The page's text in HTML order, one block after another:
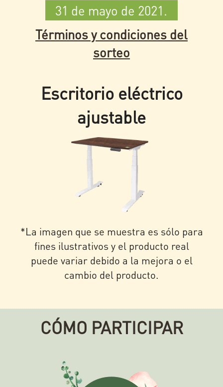
31 de mayo de 2021.
Términos y condiciones del
sorteo
Escritorio eléctrico
ajustable
*La imagen que se muestra es sólo para
fines ilustrativos y el producto real
puede variar debido a la mejora o el
cambio del producto.
CÓMO PARTICIPAR